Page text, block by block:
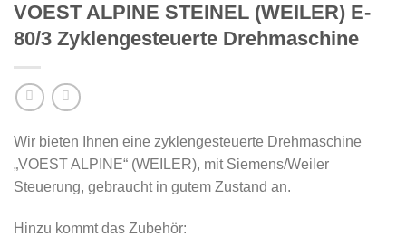
VOEST ALPINE STEINEL (WEILER) E-
80/3 Zyklengesteuerte Drehmaschine
Wir bieten Ihnen eine zyklengesteuerte Drehmaschine
„VOEST ALPINE“ (WEILER), mit Siemens/Weiler
Steuerung, gebraucht in gutem Zustand an.
Hinzu kommt das Zubehör: